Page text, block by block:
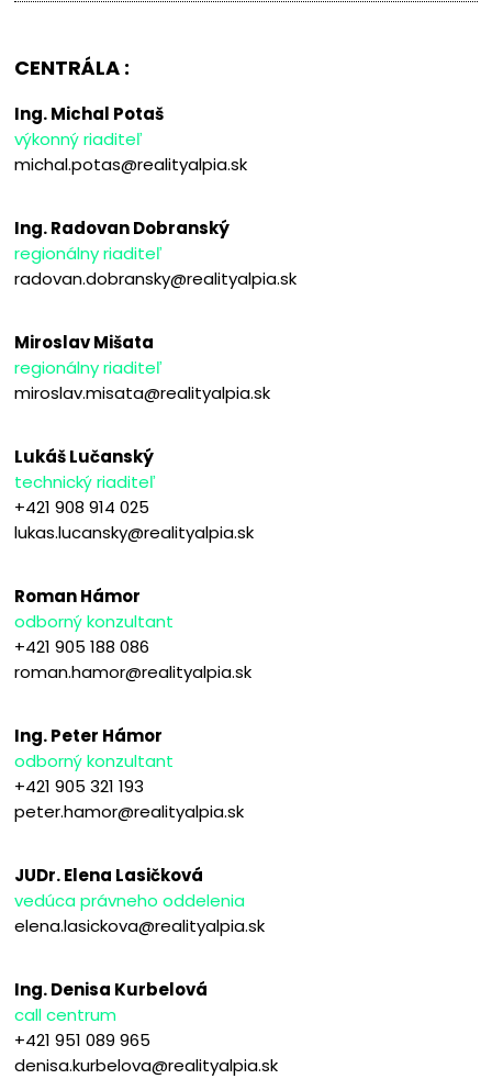
CENTRÁLA :
Ing. Michal Potaš
výkonný riaditeľ
michal.potas@realityalpia.sk
Ing. Radovan Dobranský
regionálny riaditeľ
radovan.dobransky@realityalpia.sk
Miroslav Mišata
regionálny riaditeľ
miroslav.misata@realityalpia.sk
Lukáš Lučanský
technický riaditeľ
+421 908 914 025
lukas.lucansky@realityalpia.sk
Roman Hámor
odborný konzultant
+421 905 188 086
roman.hamor@realityalpia.sk
Ing. Peter Hámor
odborný konzultant
+421 905 321 193
peter.hamor@realityalpia.sk
JUDr. Elena Lasičková
vedúca právneho oddelenia
elena.lasickova@realityalpia.sk
Ing. Denisa Kurbelová
call centrum
+421 951 089 965
denisa.kurbelova@realityalpia.sk